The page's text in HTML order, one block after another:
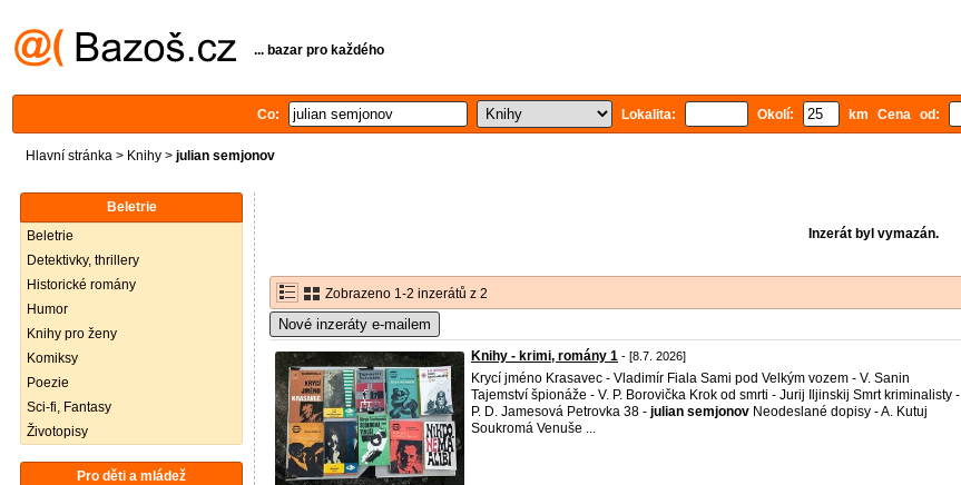
... bazar pro každého
Co: Lokalita: Okolí: km Cena od:
Hlavní stránka > Knihy > julian semjonov
Beletrie
Beletrie
Detektivky, thrillery
Historické romány
Humor
Knihy pro ženy
Komiksy
Poezie
Sci-fi, Fantasy
Životopisy
Pro děti a mládež
Inzerát byl vymazán.
Zobrazeno 1-2 inzerátů z 2
Nové inzeráty e-mailem
Knihy - krimi, romány 1 - [8.7. 2026]
Krycí jméno Krasavec - Vladimír Fiala Sami pod Velkým vozem - V. Sanin
Tajemství špionáže - V. P. Borovička Krok od smrti - Jurij Iljinskij Smrt kriminalisty -
P. D. Jamesová Petrovka 38 - julian semjonov Neodeslané dopisy - A. Kutuj
Soukromá Venuše ...